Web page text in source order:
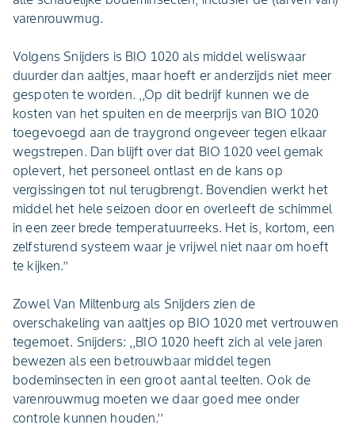
varenrouwmug.
Volgens Snijders is BIO 1020 als middel weliswaar
duurder dan aaltjes, maar hoeft er anderzijds niet meer
gespoten te worden. ,,Op dit bedrijf kunnen we de
kosten van het spuiten en de meerprijs van BIO 1020
toegevoegd aan de traygrond ongeveer tegen elkaar
wegstrepen. Dan blijft over dat BIO 1020 veel gemak
oplevert, het personeel ontlast en de kans op
vergissingen tot nul terugbrengt. Bovendien werkt het
middel het hele seizoen door en overleeft de schimmel
in een zeer brede temperatuurreeks. Het is, kortom, een
zelfsturend systeem waar je vrijwel niet naar om hoeft
te kijken.’’
Zowel Van Miltenburg als Snijders zien de
overschakeling van aaltjes op BIO 1020 met vertrouwen
tegemoet. Snijders: ,,BIO 1020 heeft zich al vele jaren
bewezen als een betrouwbaar middel tegen
bodeminsecten in een groot aantal teelten. Ook de
varenrouwmug moeten we daar goed mee onder
controle kunnen houden.’’